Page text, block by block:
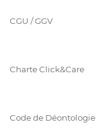
CGU / GGV
Charte Click&Care
Code de Déontologie